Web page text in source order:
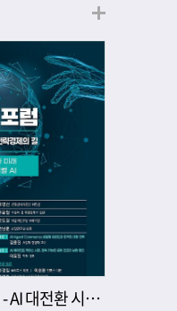
대한민국 전략경제 포럼 - AI 대전환 시대, 대한민국 전략경제의 길